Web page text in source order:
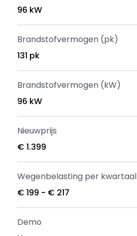
96 kW
Brandstofvermogen (pk)
131 pk
Brandstofvermogen (kW)
96 kW
Nieuwprijs
€ 1.399
Wegenbelasting per kwartaal
€ 199 - € 217
Demo